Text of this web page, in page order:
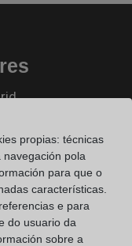
propias: técnicas
pola
para que o
características.
e para
do usuario da
sobre a